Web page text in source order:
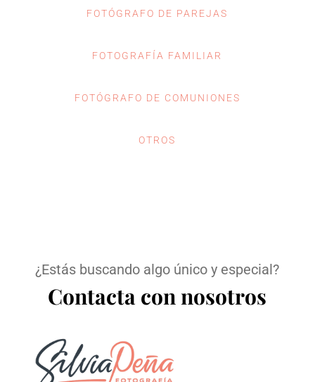
FOTÓGRAFO DE PAREJAS
FOTOGRAFÍA FAMILIAR
FOTÓGRAFO DE COMUNIONES
OTROS
¿Estás buscando algo único y especial?
Contacta con nosotros